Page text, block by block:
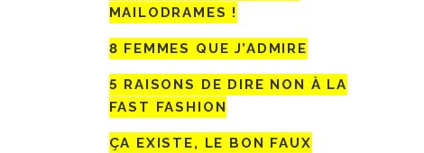
MAILODRAMES !
8 FEMMES QUE J’ADMIRE
5 RAISONS DE DIRE NON À LA
FAST FASHION
ÇA EXISTE, LE BON FAUX